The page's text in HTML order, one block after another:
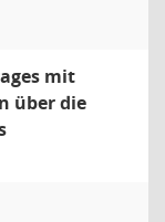
mit
über die